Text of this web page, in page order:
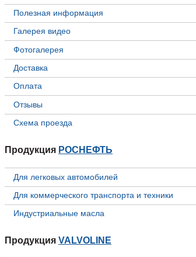
Полезная информация
Галерея видео
Фотогалерея
Доставка
Оплата
Отзывы
Схема проезда
Продукция РОСНЕФТЬ
Для легковых автомобилей
Для коммерческого транспорта и техники
Индустриальные масла
Продукция VALVOLINE